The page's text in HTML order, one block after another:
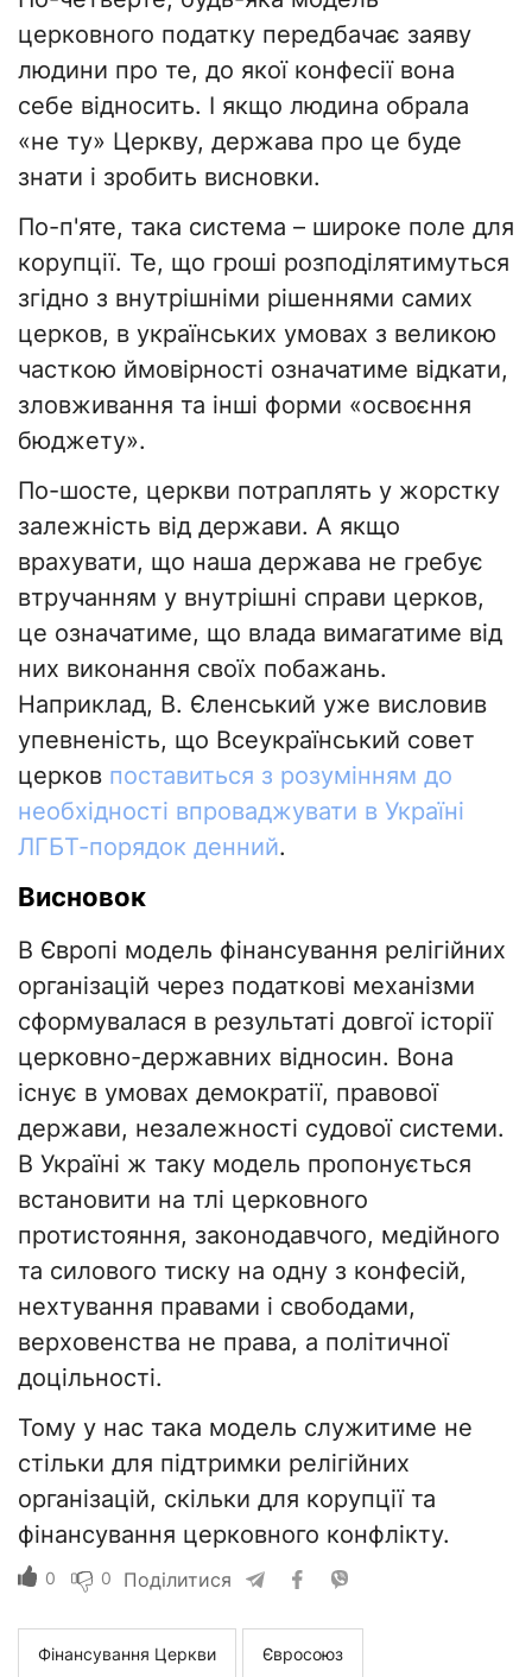
церковного податку передбачає заяву
людини про те, до якої конфесії вона
себе відносить. І якщо людина обрала
«не ту» Церкву, держава про це буде
знати і зробить висновки.
По-п'яте, така система – широке поле для
корупції. Те, що гроші розподілятимуться
згідно з внутрішніми рішеннями самих
церков, в українських умовах з великою
часткою ймовірності означатиме відкати,
зловживання та інші форми «освоєння
бюджету».
По-шосте, церкви потраплять у жорстку
залежність від держави. А якщо
врахувати, що наша держава не гребує
втручанням у внутрішні справи церков,
це означатиме, що влада вимагатиме від
них виконання своїх побажань.
Наприклад, В. Єленський уже висловив
упевненість, що Всеукраїнський совет
церков поставиться з розумінням до
необхідності впроваджувати в Україні
ЛГБТ-порядок денний.
Висновок
В Європі модель фінансування релігійних
організацій через податкові механізми
сформувалася в результаті довгої історії
церковно-державних відносин. Вона
існує в умовах демократії, правової
держави, незалежності судової системи.
В Україні ж таку модель пропонується
встановити на тлі церковного
протистояння, законодавчого, медійного
та силового тиску на одну з конфесій,
нехтування правами і свободами,
верховенства не права, а політичної
доцільності.
Тому у нас така модель служитиме не
стільки для підтримки релігійних
організацій, скільки для корупції та
фінансування церковного конфлікту.
0 0 Поділитися
Фінансування Церкви Євросоюз